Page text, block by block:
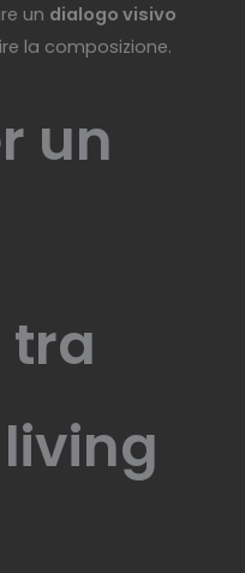
un dialogo visivo
la composizione.
un
tra